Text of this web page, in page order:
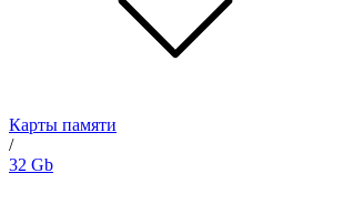
Карты памяти
/
32 Gb